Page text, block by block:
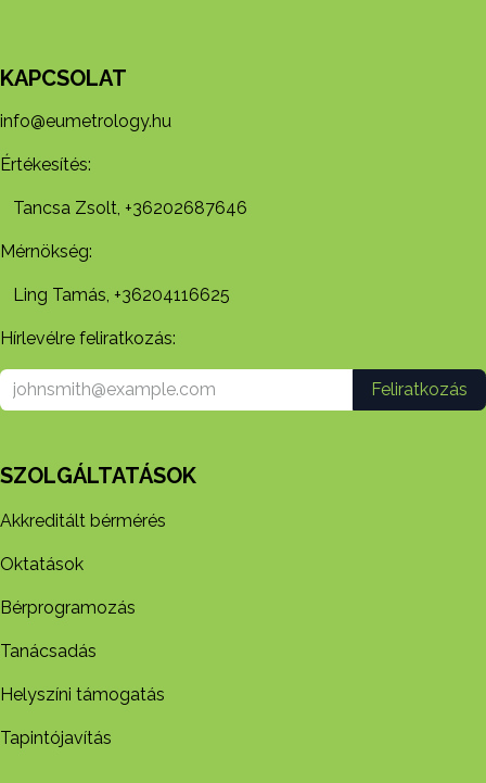
KAPCSOLAT
info@eumetrology.hu
Értékesítés:
Tancsa Zsolt, +36202687646
Mérnökség:
Ling Tamás, +36204116625
Hírlevélre feliratkozás:
Feliratkozás
SZOLGÁLTATÁSOK
Akkreditált bérmérés
Oktatások
Bérprogramozás
Tanácsadás
Helyszíni támogatás
Tapintójavítás